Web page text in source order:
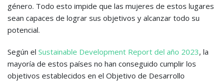
género. Todo esto impide que las mujeres de estos lugares
sean capaces de lograr sus objetivos y alcanzar todo su
potencial.
Según el Sustainable Development Report del año 2023, la
mayoría de estos países no han conseguido cumplir los
objetivos establecidos en el Objetivo de Desarrollo